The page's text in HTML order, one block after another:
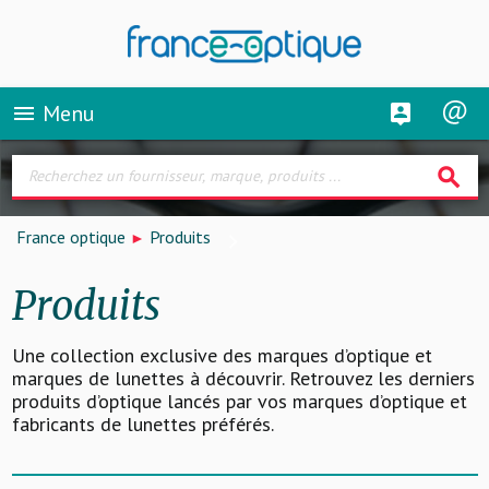
menu Menu
search
France optique Produits
Produits
Une collection exclusive des marques d’optique et
marques de lunettes à découvrir. Retrouvez les derniers
produits d’optique lancés par vos marques d’optique et
fabricants de lunettes préférés.